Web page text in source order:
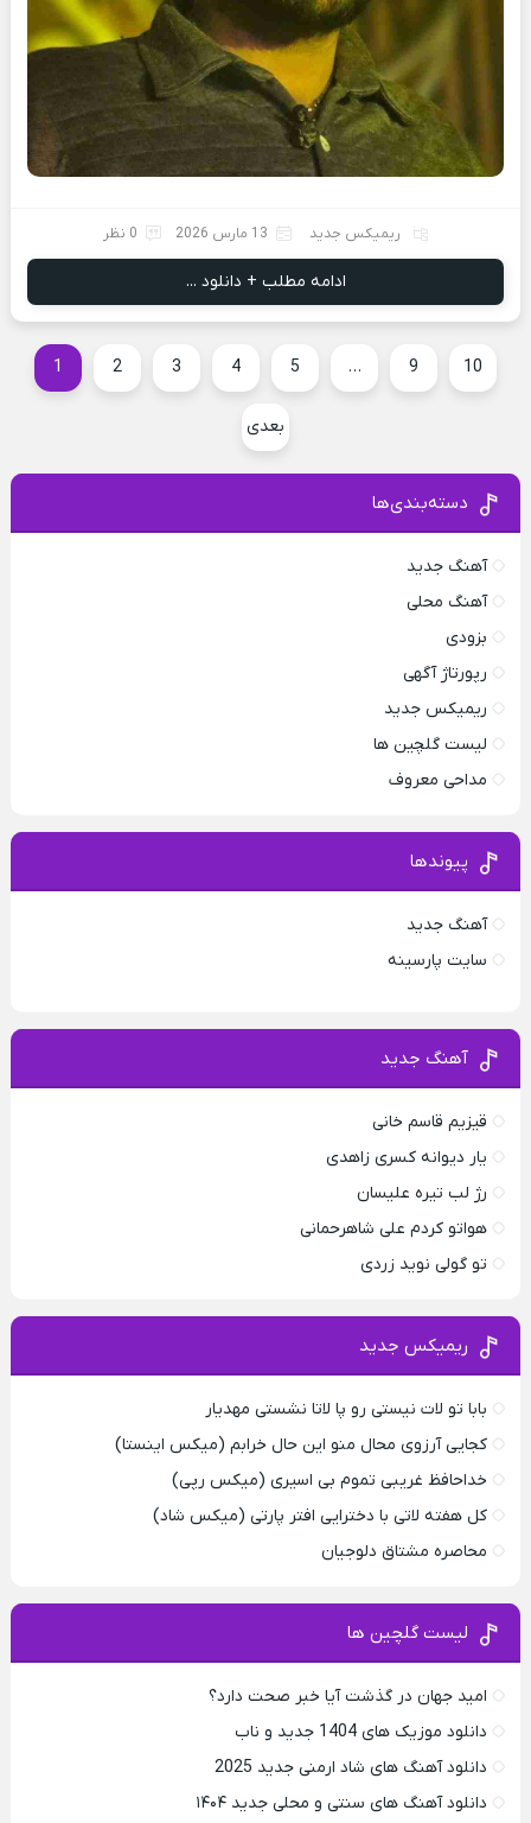
ریمیکس جدید 13 مارس 2026 0 نظر
ادامه مطلب + دانلود ...
1 2 3 4 5 … 9 10
بعدی
دسته‌بندی‌ها
آهنگ جدید
آهنگ محلی
بزودی
رپورتاژ آگهی
ریمیکس جدید
لیست گلچین ها
مداحی معروف
پیوندها
آهنگ جدید
سایت پارسینه
آهنگ جدید
قیزیم قاسم خانی
یار دیوانه کسری زاهدی
رژ لب تیره علیسان
هواتو کردم علی شاهرحمانی
تو گولی نوید زردی
ریمیکس جدید
بابا تو لات نیستی رو پا لاتا نشستی مهدیار
کجایی آرزوی محال منو این حال خرابم (میکس اینستا)
خداحافظ غریبی تموم بی اسیری (میکس رپی)
کل هفته لاتی با دخترایی افتر پارتی (میکس شاد)
محاصره مشتاق دلوجیان
لیست گلچین ها
امید جهان در گذشت آیا خبر صحت دارد؟
دانلود موزیک های 1404 جدید و ناب
دانلود آهنگ های شاد ارمنی جدید 2025
دانلود آهنگ های سنتی و محلی جدید ۱۴۰۴